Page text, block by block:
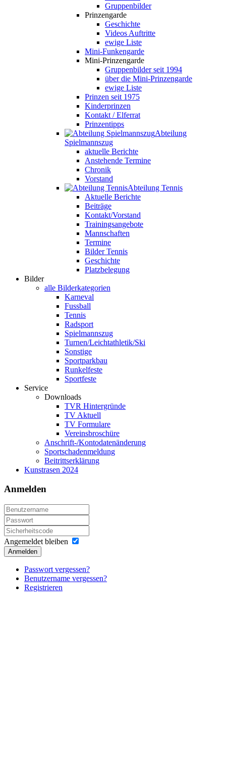
Gruppenbilder
Prinzengarde
Geschichte
Videos Auftritte
ewige Liste
Mini-Funkengarde
Mini-Prinzengarde
Gruppenbilder seit 1994
über die Mini-Prinzengarde
ewige Liste
Prinzen seit 1975
Kinderprinzen
Kontakt / Elferrat
Prinzentipps
Abteilung
Spielmannszug
aktuelle Berichte
Anstehende Termine
Chronik
Vorstand
Abteilung Tennis
Aktuelle Berichte
Beiträge
Kontakt/Vorstand
Trainingsangebote
Mannschaften
Termine
Bilder Tennis
Geschichte
Platzbelegung
Bilder
alle Bilderkategorien
Karneval
Fussball
Tennis
Radsport
Spielmannszug
Turnen/Leichtathletik/Ski
Sonstige
Sportparkbau
Runkelfeste
Sportfeste
Service
Downloads
TVR Hintergründe
TV Aktuell
TV Formulare
Vereinsbroschüre
Anschrift-/Kontodatenänderung
Sportschadenmeldung
Beitrittserklärung
Kunstrasen 2024
Anmelden
Angemeldet bleiben
Anmelden
Passwort vergessen?
Benutzername vergessen?
Registrieren